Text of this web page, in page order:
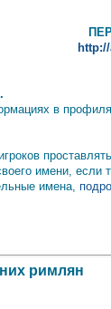
в
имени, если
имена,
римлян